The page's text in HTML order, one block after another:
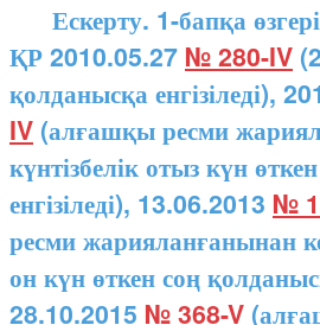
Ескерту. 1-бапқа
ҚР 2010.05.27 № 280-IV
қолданысқа енгізіледі),
IV (алғашқы ресми
күнтізбелік отыз күн
енгізіледі), 13.06.2013 №
ресми жарияланғанынан
он күн өткен соң
28.10.2015 № 368-V